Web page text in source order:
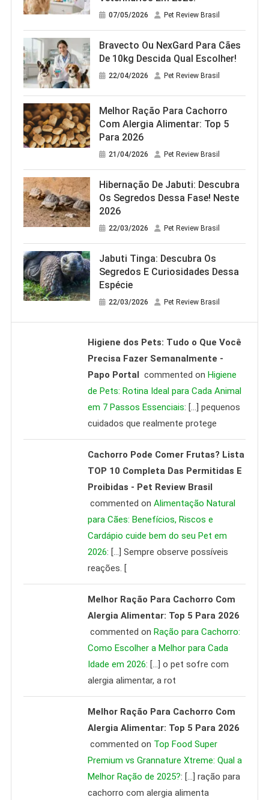
07/05/2026 Pet Review Brasil
Bravecto Ou NexGard Para Cães
De 10kg Descida Qual Escolher!
22/04/2026 Pet Review Brasil
Melhor Ração Para Cachorro
Com Alergia Alimentar: Top 5
Para 2026
21/04/2026 Pet Review Brasil
Hibernação De Jabuti: Descubra
Os Segredos Dessa Fase! Neste
2026
22/03/2026 Pet Review Brasil
Jabuti Tinga: Descubra Os
Segredos E Curiosidades Dessa
Espécie
22/03/2026 Pet Review Brasil
Higiene dos Pets: Tudo o Que Você
Precisa Fazer Semanalmente -
Papo Portal commented onHigiene
de Pets: Rotina Ideal para Cada Animal
em 7 Passos Essenciais: […] pequenos
cuidados que realmente protege
Cachorro Pode Comer Frutas? Lista
TOP 10 Completa Das Permitidas E
Proibidas - Pet Review Brasil
commented onAlimentação Natural
para Cães: Benefícios, Riscos e
Cardápio cuide bem do seu Pet em
2026: […] Sempre observe possíveis
reações. [
Melhor Ração Para Cachorro Com
Alergia Alimentar: Top 5 Para 2026
commented onRação para Cachorro:
Como Escolher a Melhor para Cada
Idade em 2026: […] o pet sofre com
alergia alimentar, a rot
Melhor Ração Para Cachorro Com
Alergia Alimentar: Top 5 Para 2026
commented on Top Food Super
Premium vs Grannature Xtreme: Qual a
Melhor Ração de 2025?: […] ração para
cachorro com alergia alimenta